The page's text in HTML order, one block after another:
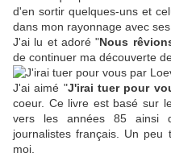
d'en sortir quelques-uns et
dans mon rayonnage avec
J'ai lu et adoré "Nous
de continuer ma découverte
J'ai aimé "J'irai tuer pour
coeur. Ce livre est basé sur
vers les années 85 ainsi
journalistes français. Un peu
moi.